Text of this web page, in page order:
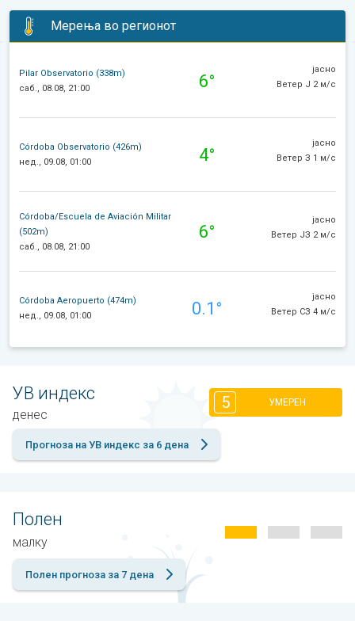
Мерења во регионот
Pilar Observatorio (338m)
саб., 08.08, 21:00
6°
јасно
Ветер J 2 м/с
Córdoba Observatorio (426m)
нед., 09.08, 01:00
4°
јасно
Ветер З 1 м/с
Córdoba/Escuela de Aviación Militar
(502m)
саб., 08.08, 21:00
6°
јасно
Ветер ЈЗ 2 м/с
Córdoba Aeropuerto (474m)
нед., 09.08, 01:00
0.1°
јасно
Ветер СЗ 4 м/с
УВ индекс
денес
5 УМЕРЕН
Прогноза на УВ индекс за 6 дена
Полен
малку
Полен прогноза за 7 дена